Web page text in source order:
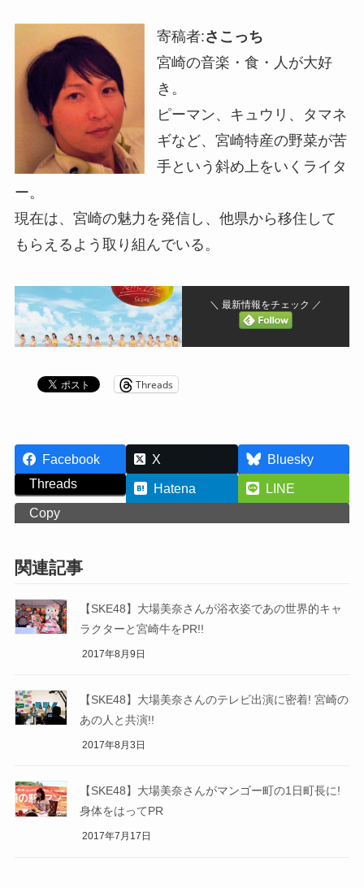
寄稿者:さこっち
宮崎の音楽・食・人が大好
き。
ピーマン、キュウリ、タマネ
ギなど、宮崎特産の野菜が苦
手という斜め上をいくライタ
ー。
現在は、宮崎の魅力を発信し、他県から移住して
もらえるよう取り組んでいる。
＼ 最新情報をチェック ／
Threads
Facebook X
Bluesky
Threads
Hatena
LINE
Copy
関連記事
【SKE48】大場美奈さんが浴衣姿であの世界的キャ
ラクターと宮崎牛をPR!!
2017年8月9日
【SKE48】大場美奈さんのテレビ出演に密着! 宮崎の
あの人と共演!!
2017年8月3日
【SKE48】大場美奈さんがマンゴー町の1日町長に!
身体をはってPR
2017年7月17日